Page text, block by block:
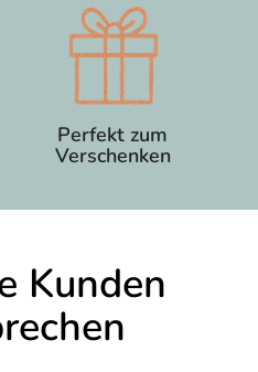
Perfekt zum
Verschenken
Kunden